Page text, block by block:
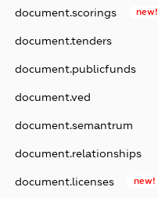
document.scorings new!
document.tenders
document.publicfunds
document.ved
document.semantrum
document.relationships
document.licenses new!